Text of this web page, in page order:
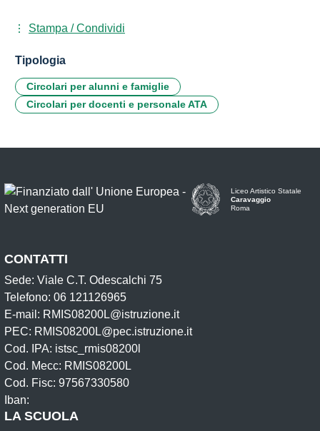
Stampa / Condividi
Tipologia
Circolari per alunni e famiglie
Circolari per docenti e personale ATA
Liceo Artistico Statale
Caravaggio
Roma
CONTATTI
Sede: Viale C.T. Odescalchi 75
Telefono: 06 121126965
E-mail: RMIS08200L@istruzione.it
PEC: RMIS08200L@pec.istruzione.it
Cod. IPA: istsc_rmis08200l
Cod. Mecc: RMIS08200L
Cod. Fisc: 97567330580
Iban:
LA SCUOLA